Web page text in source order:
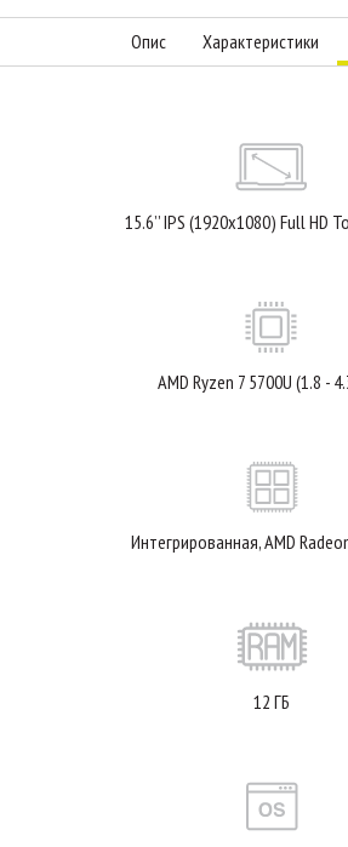
Опис Характеристики
15.6’’ IPS (1920x1080) Full HD
AMD Ryzen 7 5700U (1.8 -
Интегрированная, AMD
12 ГБ